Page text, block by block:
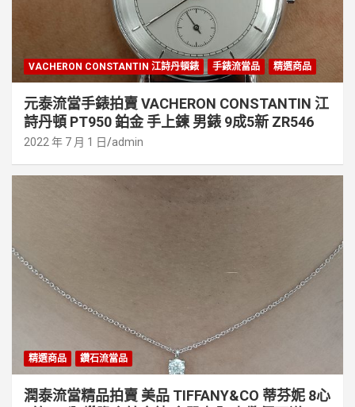
VACHERON CONSTANTIN 江詩丹頓錶 手錶流當品 精選商品
元泰流當手錶拍賣 VACHERON CONSTANTIN 江
詩丹頓 PT950 鉑金 手上鍊 男錶 9成5新 ZR546
2022 年 7 月 1 日 admin
精選商品 鑽石流當品
潤泰流當精品拍賣 美品 TIFFANY&CO 蒂芬妮 8心